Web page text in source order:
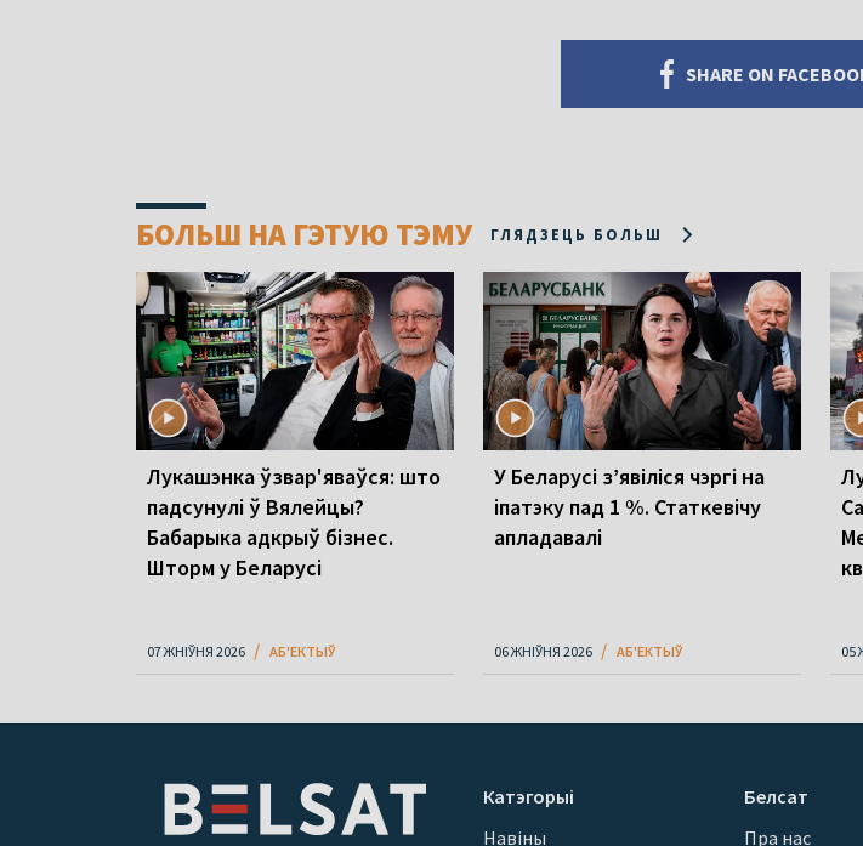
SHARE ON
БОЛЬШ НА ГЭТУЮ ТЭМУ ГЛЯДЗЕЦЬ БОЛЬШ
Лукашэнка ўзвар'яваўся: што
падсунулі ў Вялейцы?
Бабарыка адкрыў бізнес.
Шторм у Беларусі
07 ЖНІЎНЯ 2026 АБ'ЕКТЫЎ
У Беларусі з’явіліся чэргі на
іпатэку пад 1 %. Статкевічу
апладавалі
06 ЖНІЎНЯ 2026 АБ'ЕКТЫЎ 05
Катэгорыі
Навіны
Белсат
Пра нас